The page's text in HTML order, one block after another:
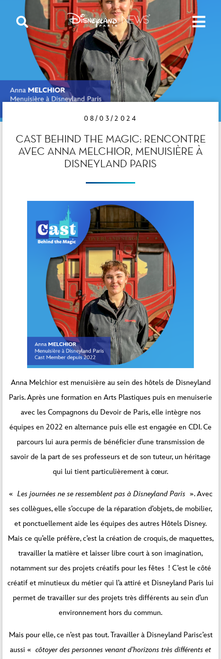
08/03/2024
CAST BEHIND THE MAGIC: RENCONTRE
AVEC ANNA MELCHIOR, MENUISIÈRE À
DISNEYLAND PARIS
Anna Melchior est menuisière au sein des hôtels de Disneyland
Paris. Après une formation en Arts Plastiques puis en menuiserie
avec les Compagnons du Devoir de Paris, elle intègre nos
équipes en 2022 en alternance puis elle est engagée en CDI. Ce
parcours lui aura permis de bénéficier d’une transmission de
savoir de la part de ses professeurs et de son tuteur, un héritage
qui lui tient particulièrement à cœur.
« Les journées ne se ressemblent pas à Disneyland Paris ». Avec
ses collègues, elle s’occupe de la réparation d’objets, de mobilier,
et ponctuellement aide les équipes des autres Hôtels Disney.
Mais ce qu’elle préfère, c’est la création de croquis, de maquettes,
travailler la matière et laisser libre court à son imagination,
notamment sur des projets créatifs pour les fêtes ! C’est le côté
créatif et minutieux du métier qui l’a attiré et Disneyland Paris lui
permet de travailler sur des projets très différents au sein d’un
environnement hors du commun.
Mais pour elle, ce n’est pas tout. Travailler à Disneyland Parisc’est
aussi « côtoyer des personnes venant d’horizons très différents et